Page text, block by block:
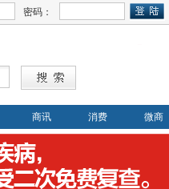
密码：
商讯 消费 微商